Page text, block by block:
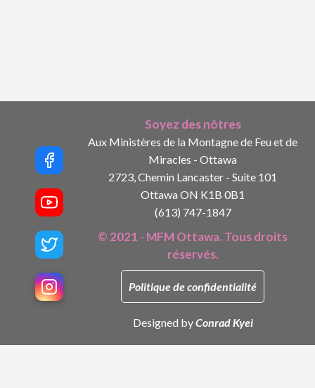
Soyez des nôtres
Aux Ministères de la Montagne de Feu et de
Miracles - Ottawa
2723, Chemin Lancaster - Suite 101
Ottawa ON K1B 0B1
(613) 747-1847
© 2021 - MFM Ottawa. Tous droits
réservés.
Politique de confidentialité
Designed byConrad Kyei